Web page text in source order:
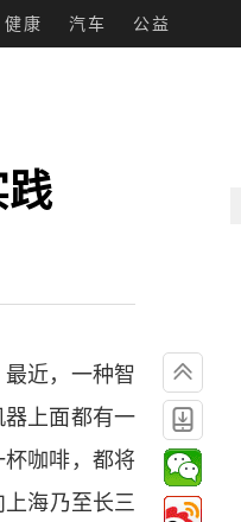
健康 汽车 公益
近，一种智
上面都有一
咖啡，都将
海乃至长三

